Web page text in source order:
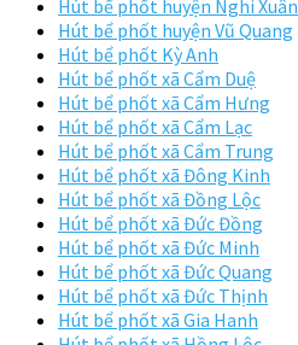
Hút bể phốt huyện Nghi Xuân
Hút bể phốt huyện Vũ Quang
Hút bể phốt Kỳ Anh
Hút bể phốt xã Cẩm Duệ
Hút bể phốt xã Cẩm Hưng
Hút bể phốt xã Cẩm Lạc
Hút bể phốt xã Cẩm Trung
Hút bể phốt xã Đông Kinh
Hút bể phốt xã Đồng Lộc
Hút bể phốt xã Đức Đồng
Hút bể phốt xã Đức Minh
Hút bể phốt xã Đức Quang
Hút bể phốt xã Đức Thịnh
Hút bể phốt xã Gia Hanh